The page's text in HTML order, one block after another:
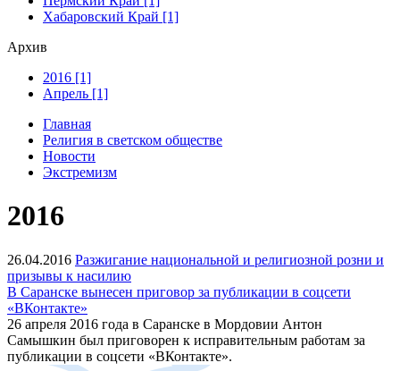
Хабаровский Край [1]
Архив
2016 [1]
Апрель [1]
Главная
Религия в светском обществе
Новости
Экстремизм
2016
26.04.2016 Разжигание национальной и религиозной розни и
призывы к насилию
В Саранске вынесен приговор за публикации в соцсети
«ВКонтакте»
26 апреля 2016 года в Саранске в Мордовии Антон
Самышкин был приговорен к исправительным работам за
публикации в соцсети «ВКонтакте».